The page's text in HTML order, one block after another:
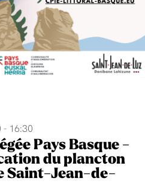
- 16:30
Pays Basque -
du plancton
Saint-Jean-de-